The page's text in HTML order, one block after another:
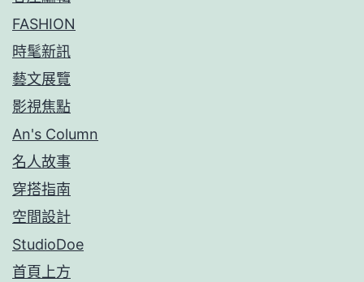
FASHION
時髦新訊
藝文展覽
影視焦點
An's Column
名人故事
穿搭指南
空間設計
StudioDoe
首頁上方